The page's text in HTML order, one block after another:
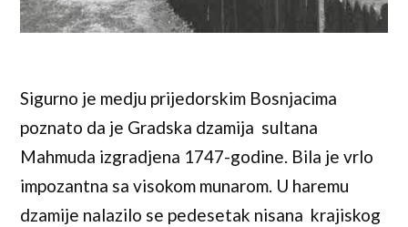
Sigurno je medju prijedorskim Bosnjacima
poznato da je Gradska dzamija sultana
Mahmuda izgradjena 1747-godine. Bila je vrlo
impozantna sa visokom munarom. U haremu
dzamije nalazilo se pedesetak nisana krajiskog